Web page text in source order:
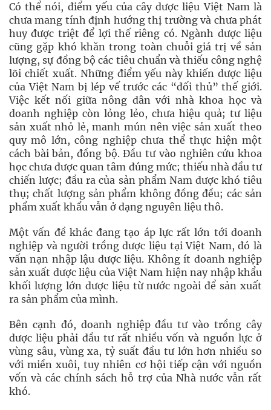
Có thể nói, điểm yếu của cây dược liệu Việt Nam là
chưa mang tính định hướng thị trường và chưa phát
huy được triệt để lợi thế riêng có. Ngành dược liệu
cũng gặp khó khăn trong toàn chuỗi giá trị về sản
lượng, sự đồng bộ các tiêu chuẩn và thiếu công nghệ
lõi chiết xuất. Những điểm yếu này khiến dược liệu
của Việt Nam bị lép vế trước các “đối thủ” thế giới.
Việc kết nối giữa nông dân với nhà khoa học và
doanh nghiệp còn lỏng lẻo, chưa hiệu quả; tư liệu
sản xuất nhỏ lẻ, manh mún nên việc sản xuất theo
quy mô lớn, công nghiệp chưa thể thực hiện một
cách bài bản, đồng bộ. Đầu tư vào nghiên cứu khoa
học chưa được quan tâm đúng mức; thiếu nhà đầu tư
chiến lược; đầu ra của sản phẩm Nam dược khó tiêu
thụ; chất lượng sản phẩm không đồng đều; các sản
phẩm xuất khẩu vẫn ở dạng nguyên liệu thô.
Một vấn đề khác đang tạo áp lực rất lớn tới doanh
nghiệp và người trồng dược liệu tại Việt Nam, đó là
vấn nạn nhập lậu dược liệu. Không ít doanh nghiệp
sản xuất dược liệu của Việt Nam hiện nay nhập khẩu
khối lượng lớn dược liệu từ nước ngoài để sản xuất
ra sản phẩm của mình.
Bên cạnh đó, doanh nghiệp đầu tư vào trồng cây
dược liệu phải đầu tư rất nhiều vốn và nguồn lực ở
vùng sâu, vùng xa, tỷ suất đầu tư lớn hơn nhiều so
với miền xuôi, tuy nhiên cơ hội tiếp cận với nguồn
vốn và các chính sách hỗ trợ của Nhà nước vẫn rất
khó.